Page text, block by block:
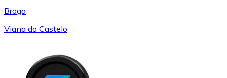
Braga
Viana do Castelo